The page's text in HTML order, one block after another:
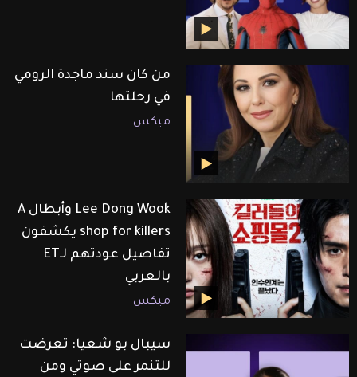
من كان سند ماجدة الرومي
في رحلتها
ميكس
Lee Dong Wook وأبطال A
shop for killers يكشفون
تفاصيل عودتهم لـET
بالعربي
ميكس
سيبال بو شعيا: تعرضت
للتنمر على صوتي ومن